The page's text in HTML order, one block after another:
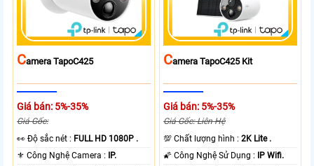
CAmera TapoC425
Giá bán: 5%-35%
Giá Gốc:
️👀 Độ sắc nét : FULL HD 1080P .
⚜️ Công Nghệ Camera : IP.
CAmera TapoC425 Kit
Giá bán: 5%-35%
Giá Gốc: Liên Hệ
💯 Chất lượng hình :2K Lite .
🌠 Công Nghệ Sử Dụng : IP Wifi.